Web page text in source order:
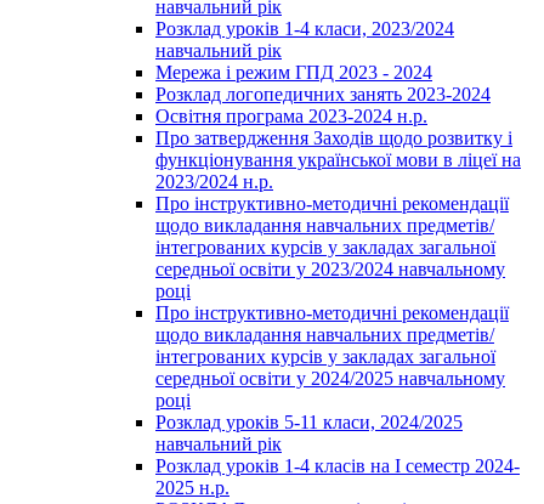
навчальний рік
Розклад уроків 1-4 класи, 2023/2024
навчальний рік
Мережа і режим ГПД 2023 - 2024
Розклад логопедичних занять 2023-2024
Освітня програма 2023-2024 н.р.
Про затвердження Заходів щодо розвитку і
функціонування української мови в ліцеї на
2023/2024 н.р.
Про інструктивно-методичні рекомендації
щодо викладання навчальних предметів/
інтегрованих курсів у закладах загальної
середньої освіти у 2023/2024 навчальному
році
Про інструктивно-методичні рекомендації
щодо викладання навчальних предметів/
інтегрованих курсів у закладах загальної
середньої освіти у 2024/2025 навчальному
році
Розклад уроків 5-11 класи, 2024/2025
навчальний рік
Розклад уроків 1-4 класів на І семестр 2024-
2025 н.р.